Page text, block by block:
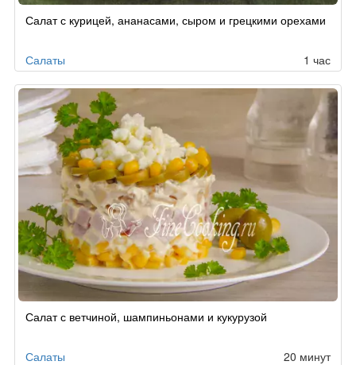
Салат с курицей, ананасами, сыром и грецкими орехами
Салаты 1 час
Салат с ветчиной, шампиньонами и кукурузой
Салаты 20 минут